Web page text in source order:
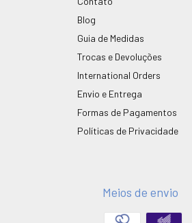
Blog
Guia de Medidas
Trocas e Devoluções
International Orders
Envio e Entrega
Formas de Pagamentos
Políticas de Privacidade
Meios de envio